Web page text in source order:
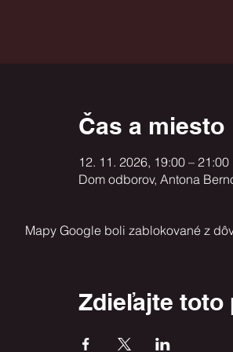
Čas a miesto
12. 11. 2026, 19:00 – 21:00
Dom odborov, Antona
Mapy Google boli zablokované z
Zdieľajte toto